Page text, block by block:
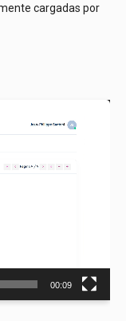
cargadas por
00:09